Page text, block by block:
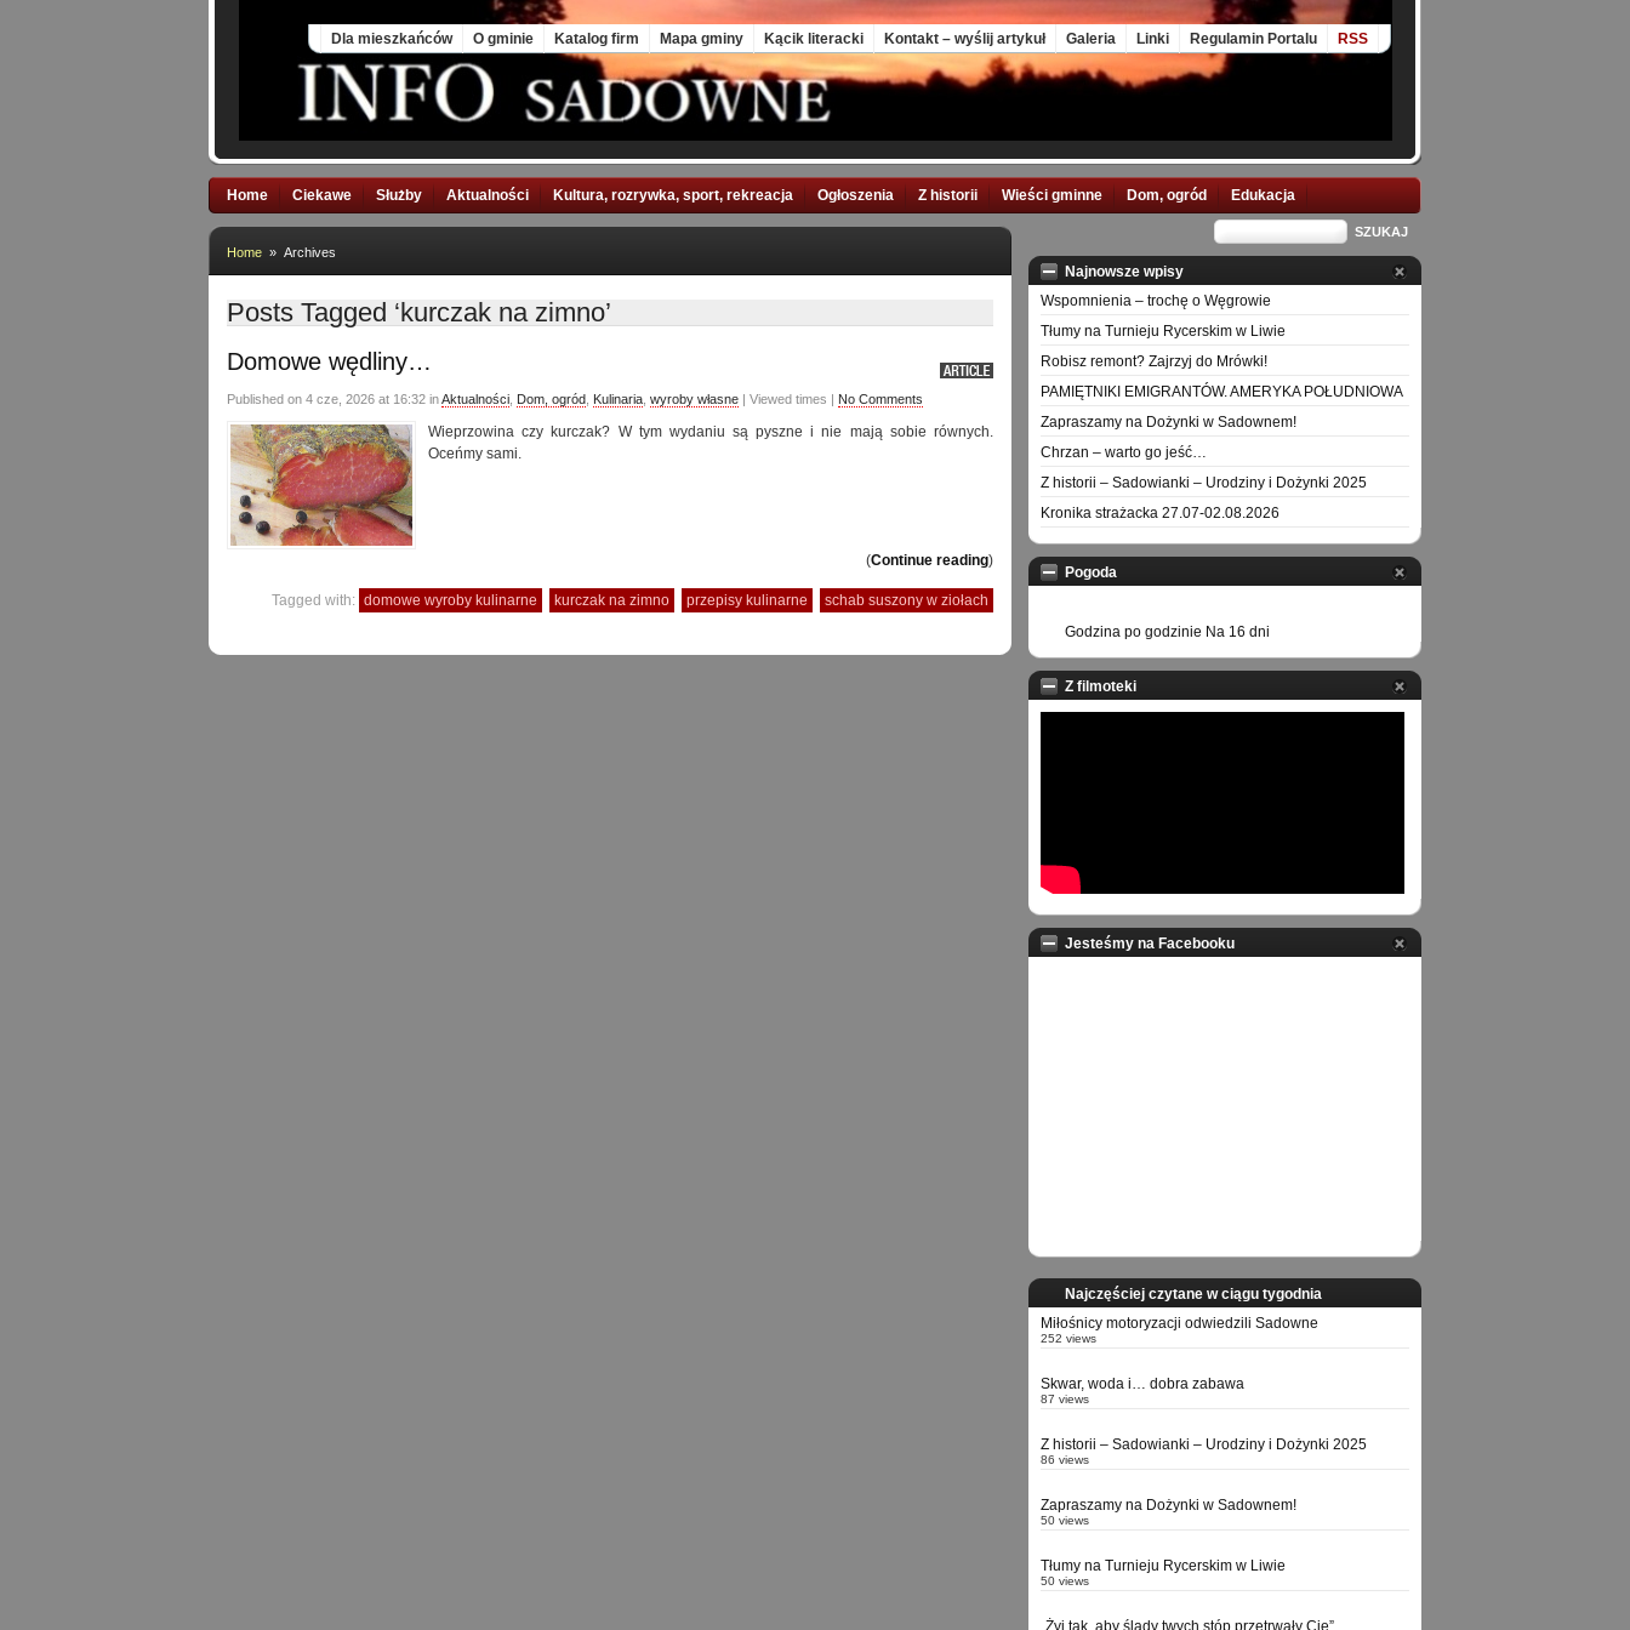
Dla mieszkańców O gminie Katalog firm Mapa gminy Kącik literacki Kontakt – wyślij artykuł Galeria Linki Regulamin Portalu RSS
Home Ciekawe Służby Aktualności Kultura, rozrywka, sport, rekreacja Ogłoszenia Z historii Wieści gminne Dom, ogród Edukacja
Home » Archives
Posts Tagged ‘kurczak na zimno’
Domowe wędliny…
Published on 4 cze, 2026 at 16:32 inAktualności Dom, ogród Kulinaria wyroby własne | Viewed times | No Comments
Wieprzowina czy kurczak? W tym wydaniu są pyszne i nie mają sobie równych.
Oceńmy sami.
(Continue reading)
Tagged with: domowe wyroby kulinarne kurczak na zimno przepisy kulinarne schab suszony w ziołach
Najnowsze wpisy
Wspomnienia – trochę o Węgrowie
Tłumy na Turnieju Rycerskim w Liwie
Robisz remont? Zajrzyj do Mrówki!
PAMIĘTNIKI EMIGRANTÓW. AMERYKA POŁUDNIOWA
Zapraszamy na Dożynki w Sadownem!
Chrzan – warto go jeść…
Z historii – Sadowianki – Urodziny i Dożynki 2025
Kronika strażacka 27.07-02.08.2026
Pogoda
Godzina po godzinie Na 16 dni
Z filmoteki
Jesteśmy na Facebooku
Najczęściej czytane w ciągu tygodnia
Miłośnicy motoryzacji odwiedzili Sadowne
252 views
Skwar, woda i… dobra zabawa
87 views
Z historii – Sadowianki – Urodziny i Dożynki 2025
86 views
Zapraszamy na Dożynki w Sadownem!
50 views
Tłumy na Turnieju Rycerskim w Liwie
50 views
„Żyj tak, aby ślady twych stóp przetrwały Cię”